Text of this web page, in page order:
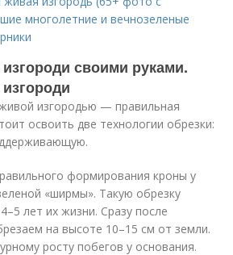
многолетние и вечнозеленые
своими руками.
изгородью — правильная
освоить две технологии обрезки:
формирования кроны у
«ширмы». Такую обрезку
лет их жизни. Сразу после
на высоте 10–15 см от земли.
росту побегов у основания.